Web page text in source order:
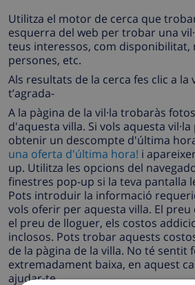
Utilitza el motor de cerca que
esquerra del web per trobar una
teus interessos, com disponibilitat,
persones, etc.
Als resultats de la cerca fes clic a la
t’agrada-
A la pàgina de la vil·la trobaràs
d'aquesta villa. Si vols aquesta
obtenir un descompte d'última
una oferta d'última hora! i
up. Utilitza les opcions del
finestres pop-up si la teva pantalla
Pots introduir la informació
vols oferir per aquesta villa. El preu
el preu de lloguer, els costos
inclosos. Pots trobar aquests
de la pàgina de la villa. No té sentit
extremadament baixa, en aquest
ajudar-te.